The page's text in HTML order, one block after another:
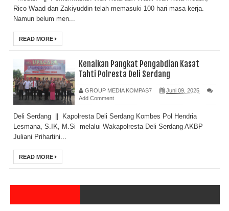
Rico Waad dan Zakiyuddin telah memasuki 100 hari masa kerja.
Namun belum men...
READ MORE
Kenaikan Pangkat Pengabdian Kasat
Tahti Polresta Deli Serdang
GROUP MEDIA KOMPAS7
Juni 09, 2025
Add Comment
Deli Serdang || Kapolresta Deli Serdang Kombes Pol Hendria
Lesmana, S.IK, M.Si melalui Wakapolresta Deli Serdang AKBP
Juliani Prihartini...
READ MORE